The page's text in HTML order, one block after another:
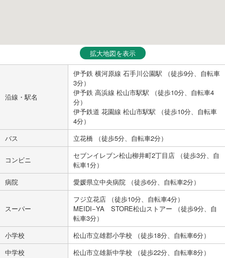
拡大地図を表示
沿線・駅名
伊予鉄 横河原線 石手川公園駅 （徒歩9分、自転車
3分）
伊予鉄 高浜線 松山市駅駅 （徒歩10分、自転車4
分）
伊予鉄道 花園線 松山市駅駅 （徒歩10分、自転車
4分）
バス
立花橋 （徒歩5分、自転車2分）
コンビニ
セブンイレブン松山柳井町2丁目店 （徒歩3分、自
転車1分）
病院
愛媛県立中央病院 （徒歩6分、自転車2分）
スーパー
フジ立花店 （徒歩10分、自転車4分）
MEIDI−YA STORE松山ストアー （徒歩9分、自
転車3分）
小学校
松山市立雄郡小学校 （徒歩18分、自転車6分）
中学校
松山市立雄新中学校 （徒歩22分、自転車8分）